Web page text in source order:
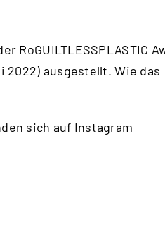
RoGUILTLESSPLASTIC
2022) ausgestellt. Wie das
sich auf Instagram